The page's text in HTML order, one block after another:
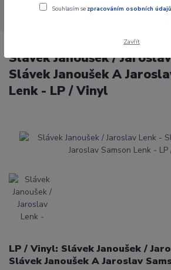
Alba Gramodesky
Slávek Janoušek /
Slávek Janoušek /
Slávek Janoušek A
Lenk - LP / Vinyl
LP / Vinyl: Slávek Janoušek /
Slávek Janoušek A Jaroslav
Souhlasím se zpracováním osobních údajů
Zavřít